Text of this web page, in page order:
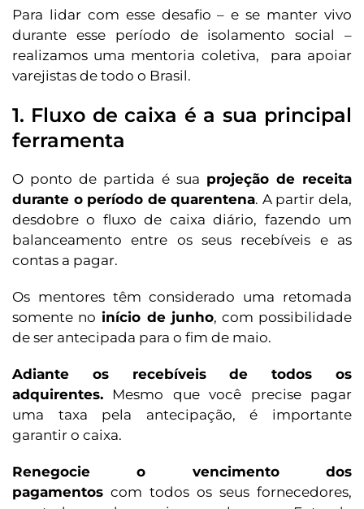
Para lidar com esse desafio – e se manter vivo
durante esse período de isolamento social –
realizamos uma mentoria coletiva, para apoiar
varejistas de todo o Brasil.
1. Fluxo de caixa é a sua principal
ferramenta
O ponto de partida é sua projeção de receita
durante o período de quarentena. A partir dela,
desdobre o fluxo de caixa diário, fazendo um
balanceamento entre os seus recebíveis e as
contas a pagar.
Os mentores têm considerado uma retomada
somente no início de junho, com possibilidade
de ser antecipada para o fim de maio.
Adiante os recebíveis de todos os
adquirentes. Mesmo que você precise pagar
uma taxa pela antecipação, é importante
garantir o caixa.
Renegocie o vencimento dos
pagamentos com todos os seus fornecedores,